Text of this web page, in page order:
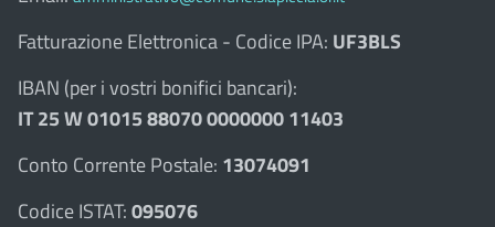
Fatturazione Elettronica - Codice IPA: UF3BLS
IBAN (per i vostri bonifici bancari):
IT 25 W 01015 88070 0000000 11403
Conto Corrente Postale: 13074091
Codice ISTAT:095076